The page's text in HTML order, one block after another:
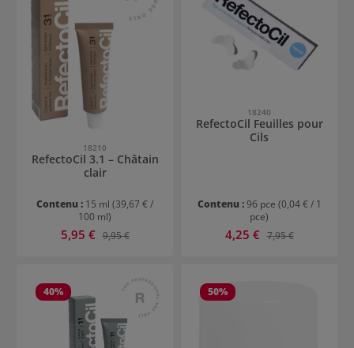
18210
RefectoCil 3.1 – Châtain
clair
Contenu : 15 ml (39,67 € /
100 ml)
Prix de vente :
5,95 € Prix régulier :
9,95 €
18240
RefectoCil Feuilles pour
Cils
Contenu :96 pce (0,04 € / 1
pce)
Prix de vente :
4,25 € Prix régulier :
7,95 €
40% 50%